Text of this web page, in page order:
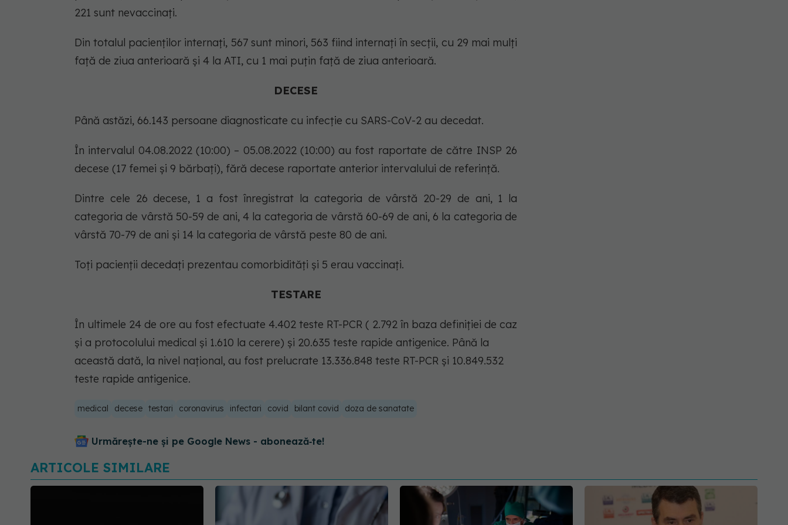
221 sunt nevaccinați.
Din totalul pacienților internați, 567 sunt minori, 563 fiind internați în secții, cu 29 mai mulți
față de ziua anterioară și 4 la ATI, cu 1 mai puțin față de ziua anterioară.
DECESE
Până astăzi, 66.143 persoane diagnosticate cu infecție cu SARS-CoV-2 au decedat.
În intervalul 04.08.2022 (10:00) – 05.08.2022 (10:00) au fost raportate de către INSP 26
decese (17 femei și 9 bărbați), fără decese raportate anterior intervalului de referință.
Dintre cele 26 decese, 1 a fost înregistrat la categoria de vârstă 20-29 de ani, 1 la
categoria de vârstă 50-59 de ani, 4 la categoria de vârstă 60-69 de ani, 6 la categoria de
vârstă 70-79 de ani și 14 la categoria de vârstă peste 80 de ani.
Toți pacienții decedați prezentau comorbidități și 5 erau vaccinați.
TESTARE
În ultimele 24 de ore au fost efectuate 4.402 teste RT-PCR ( 2.792 în baza definiției de caz
și a protocolului medical și 1.610 la cerere) și 20.635 teste rapide antigenice. Până la
această dată, la nivel național, au fost prelucrate 13.336.848 teste RT-PCR și 10.849.532
teste rapide antigenice.
medical decese testari coronavirus infectari covid bilant covid doza de sanatate
Urmărește-ne și pe Google News - abonează‑te!
ARTICOLE SIMILARE